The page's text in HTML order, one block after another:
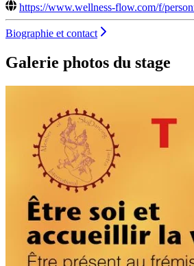
https://www.wellness-flow.com/f/
Biographie et contact
Galerie photos du stage